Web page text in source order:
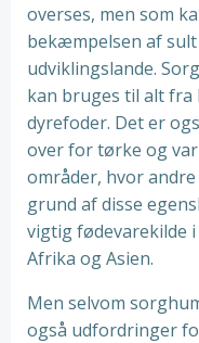
overses, men som
bekæmpelsen af
udviklingslande.
kan bruges til alt
dyrefoder. Det er
over for tørke og
områder, hvor
grund af disse
vigtig fødevarekilde
Afrika og Asien.
Men selvom
også udfordringer